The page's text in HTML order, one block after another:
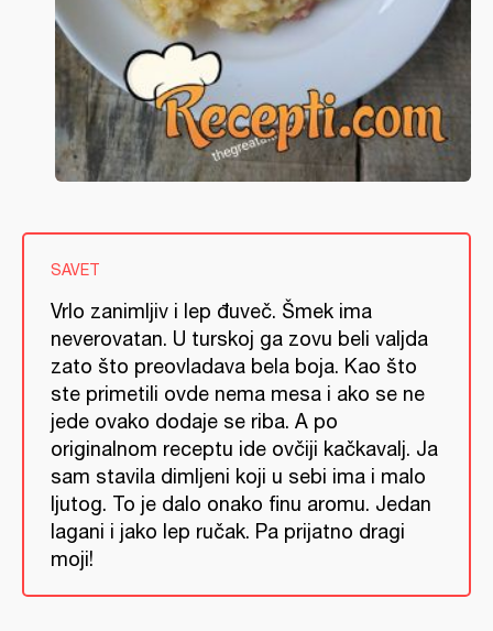
SAVET
Vrlo zanimljiv i lep đuveč. Šmek ima
neverovatan. U turskoj ga zovu beli valjda
zato što preovladava bela boja. Kao što
ste primetili ovde nema mesa i ako se ne
jede ovako dodaje se riba. A po
originalnom receptu ide ovčiji kačkavalj. Ja
sam stavila dimljeni koji u sebi ima i malo
ljutog. To je dalo onako finu aromu. Jedan
lagani i jako lep ručak. Pa prijatno dragi
moji!